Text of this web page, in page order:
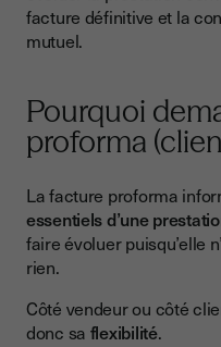
facture définitive et la
mutuel.
Pourquoi
proforma
La facture proforma
essentiels d’une
faire évoluer puisqu’elle
rien.
Côté vendeur ou côté
donc sa flexibilité.